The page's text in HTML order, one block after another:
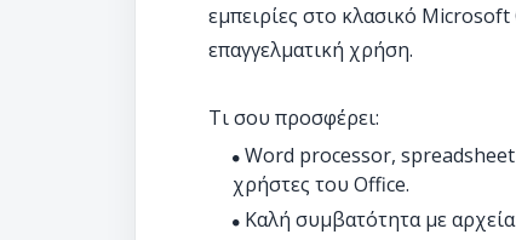
εμπειρίες στο κλασικό
επαγγελματική χρήση.
Τι σου προσφέρει:
Word processor,
χρήστες του Office.
Καλή συμβατότητα με